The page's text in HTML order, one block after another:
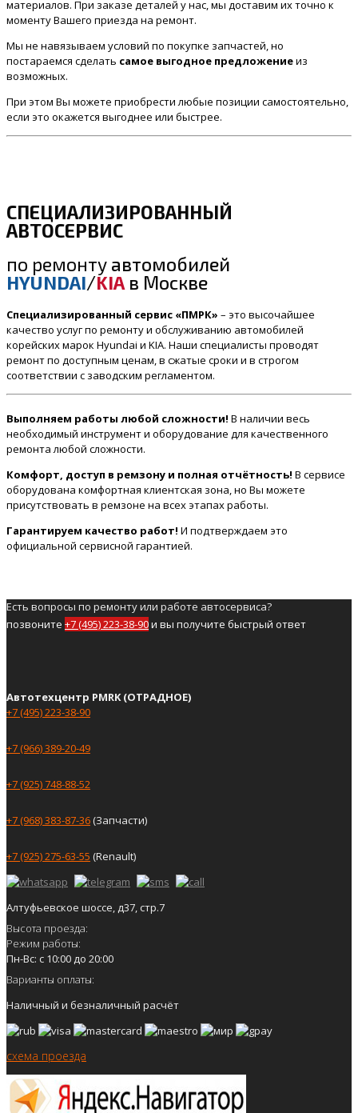
материалов. При заказе деталей у нас, мы доставим их точно к
моменту Вашего приезда на ремонт.
Мы не навязываем условий по покупке запчастей, но
постараемся сделать самое выгодное предложениеиз
возможных.
При этом Вы можете приобрести любые позиции самостоятельно,
если это окажется выгоднее или быстрее.
СПЕЦИАЛИЗИРОВАННЫЙ
АВТОСЕРВИС
по ремонту автомобилей
HYUNDAI/KIA в Москве
Специализированный сервис «ПМРК» – это высочайшее
качество услуг по ремонту и обслуживанию автомобилей
корейских марок Hyundai и KIA. Наши специалисты проводят
ремонт по доступным ценам, в сжатые сроки и в строгом
соответствии с заводским регламентом.
Выполняем работы любой сложности! В наличии весь
необходимый инструмент и оборудование для качественного
ремонта любой сложности.
Комфорт, доступ в ремзону и полная отчётность! В сервисе
оборудована комфортная клиентская зона, но Вы можете
присутствовать в ремзоне на всех этапах работы.
Гарантируем качество работ! И подтверждаем это
официальной сервисной гарантией.
Есть вопросы по ремонту или работе автосервиса?
позвоните +7 (495) 223-38-90и вы получите быстрый ответ
Автотехцентр PMRK (ОТРАДНОЕ)
+7 (495) 223-38-90
+7 (966) 389-20-49
+7 (925) 748-88-52
+7 (968) 383-87-36(Запчасти)
+7 (925) 275-63-55 (Renault)
Алтуфьевское шоссе, д37, стр.7
Высота проезда:
Режим работы:
Пн-Вс: с 10:00 до 20:00
Варианты оплаты:
Наличный и безналичный расчёт
схема проезда